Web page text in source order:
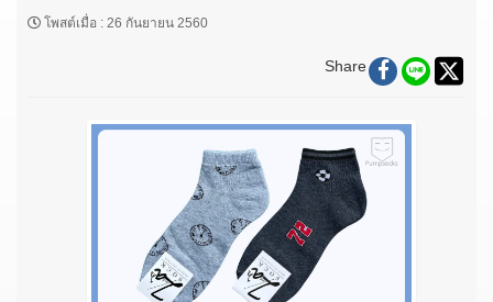
โพสต์เมื่อ : 26 กันยายน 2560
Share